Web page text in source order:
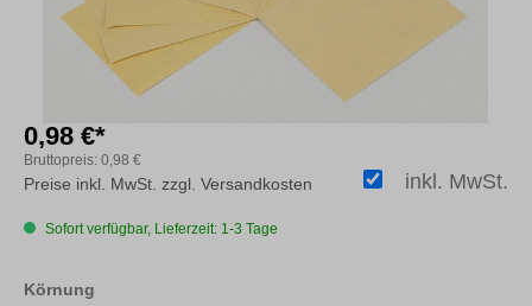
0,98 €*
Bruttopreis: 0,98 €
inkl. MwSt.
Preise inkl. MwSt. zzgl. Versandkosten
Sofort verfügbar, Lieferzeit: 1-3 Tage
Körnung